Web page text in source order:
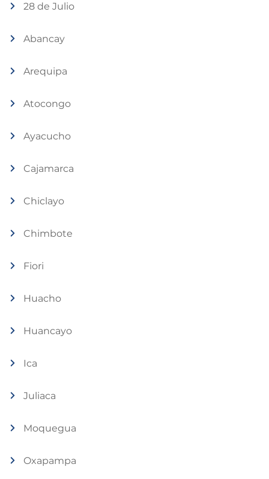
28 de Julio
Abancay
Arequipa
Atocongo
Ayacucho
Cajamarca
Chiclayo
Chimbote
Fiori
Huacho
Huancayo
Ica
Juliaca
Moquegua
Oxapampa